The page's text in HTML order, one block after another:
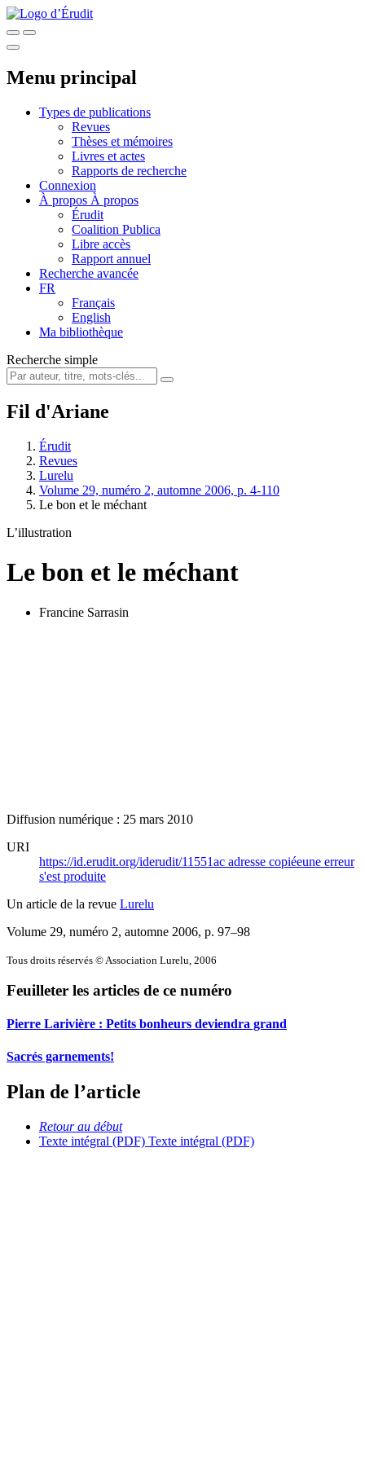
Menu principal
Types de publications
Revues
Thèses et mémoires
Livres et actes
Rapports de recherche
Connexion
À propos À propos
Érudit
Coalition Publica
Libre accès
Rapport annuel
Recherche avancée
FR
Français
English
Ma bibliothèque
Recherche simple
Fil d'Ariane
Érudit
Revues
Lurelu
Volume 29, numéro 2, automne 2006, p. 4-110
Le bon et le méchant
L’illustration
Le bon et le méchant
Francine Sarrasin
Diffusion numérique : 25 mars 2010
URI
https://id.erudit.org/iderudit/11551ac adresse copiéeune erreur
s'est produite
Un article de la revue Lurelu
Volume 29, numéro 2, automne 2006, p. 97–98
Tous droits réservés © Association Lurelu, 2006
Feuilleter les articles de ce numéro
Pierre Larivière : Petits bonheurs deviendra grand
Sacrés garnements!
Plan de l’article
Retour au début
Texte intégral (PDF) Texte intégral (PDF)